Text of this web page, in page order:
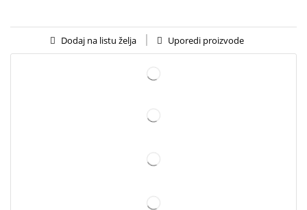
Dodaj na listu želja Uporedi proizvode